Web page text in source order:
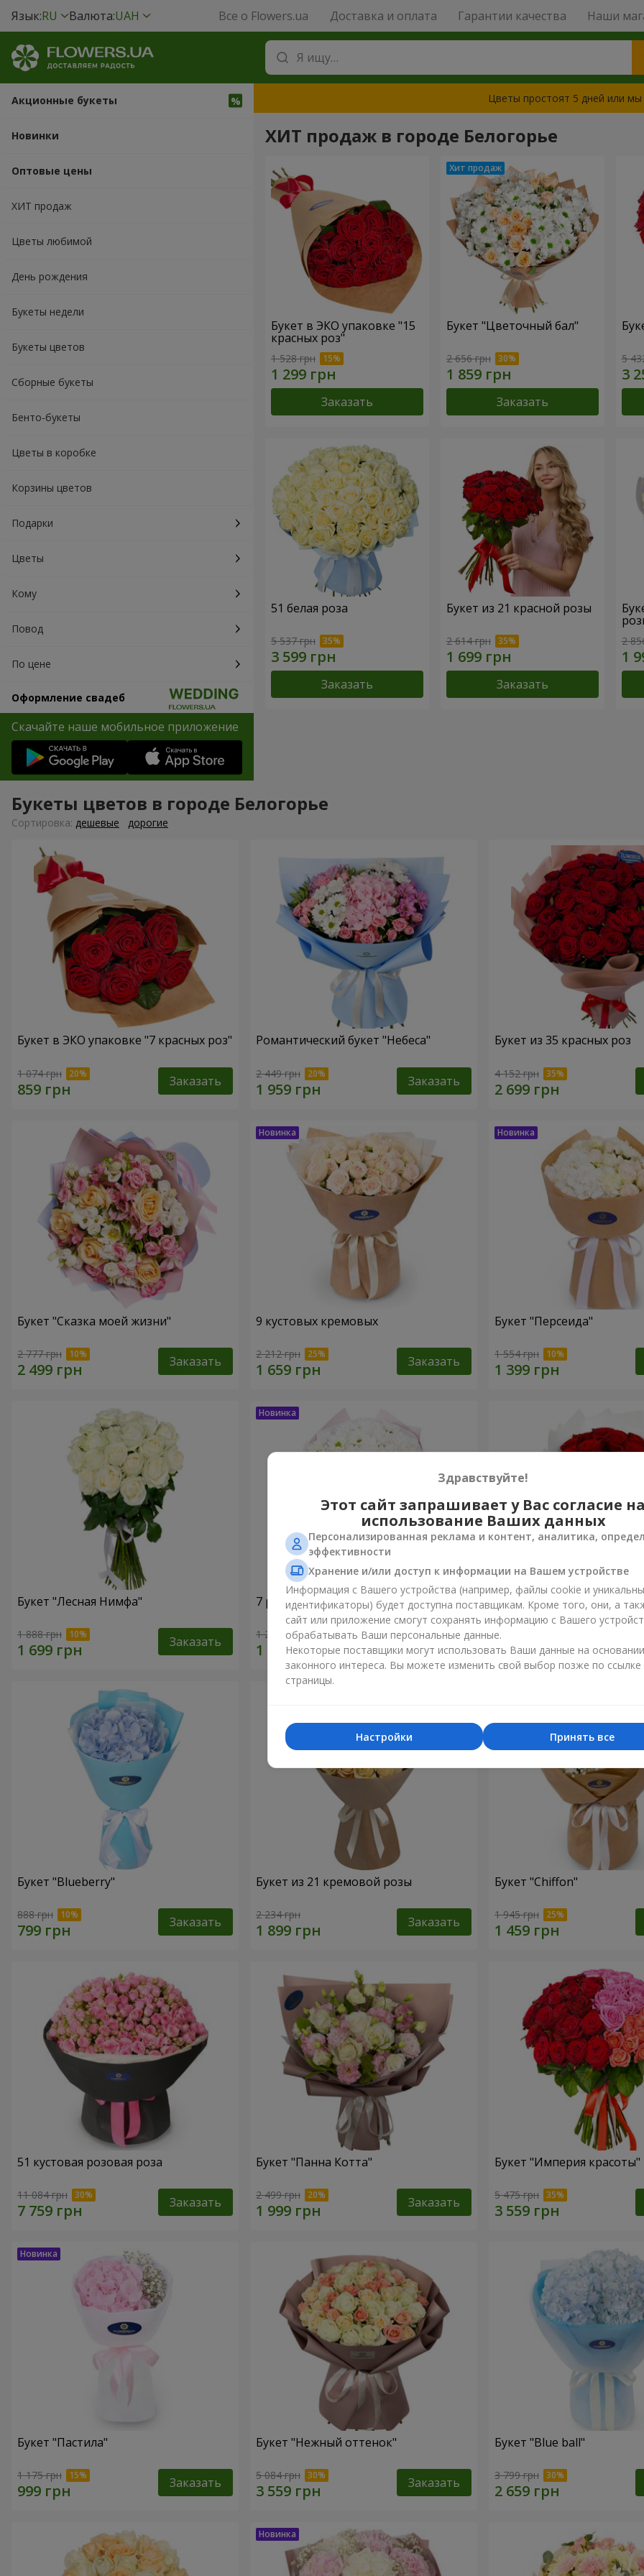
Язык:RU Валюта:UAH Все о Flowers.ua Доставка и оплата Гарантии качества Наши
Акционные букеты
Новинки
Оптовые цены
ХИТ продаж
Цветы любимой
День рождения
Букеты недели
Букеты цветов
Сборные букеты
Бенто-букеты
Цветы в коробке
Корзины цветов
Подарки
Цветы
Кому
Повод
По цене
Оформление свадеб
Скачайте наше мобильное приложение
Цветы простоят 5 дней или мы
ХИТ продаж в городе Белогорье
Букет в ЭКО упаковке "15
красных роз"
1 528 грн
Заказать
Букет "Цветочный бал"
2 656 грн
Заказать
5
51 белая роза
5 537 грн
Заказать
Букет из 21 красной розы
2 614 грн
Заказать
2
Букеты цветов в городе Белогорье
Cортировка: дешевые дорогие
Букет в ЭКО упаковке "7 красных роз"
1 074 грн Заказать
Романтический букет "Небеса"
2 449 грн Заказать
Букет из 35 красных роз
4 152 грн
Букет "Сказка моей жизни"
2 777 грн Заказать
9 кустовых кремовых
2 212 грн Заказать
Букет "Персеида"
1 554 грн
Букет "Лесная Нимфа"
1 888 грн Заказать
7 ромашковых хризантем
1 293 грн Заказать
Монобукет из 11 красных
1 374 грн
Букет "Blueberry"
888 грн Заказать
Букет из 21 кремовой розы
2 234 грн Заказать
Букет "Chiffon"
1 945 грн
51 кустовая розовая роза
11 084 грн Заказать
Букет "Панна Котта"
2 499 грн Заказать
Букет "Империя красоты"
5 475 грн
Букет "Пастила"
1 175 грн Заказать
Букет "Нежный оттенок"
5 084 грн Заказать
Букет "Blue ball"
3 799 грн
Здравствуйте!
Этот сайт запрашивает у Вас согласие на
использование Ваших данных
Персонализированная реклама и контент, аналитика,
эффективности
Хранение и/или доступ к информации на Вашем устройстве
Информация с Вашего устройства (например, файлы cookie и
идентификаторы) будет доступна поставщикам. Кроме того, они, а
сайт или приложение смогут сохранять информацию с Вашего
обрабатывать Ваши персональные данные.
Некоторые поставщики могут использовать Ваши данные на основании
законного интереса. Вы можете изменить свой выбор позже по ссылке
страницы.
Принять все
Настройки